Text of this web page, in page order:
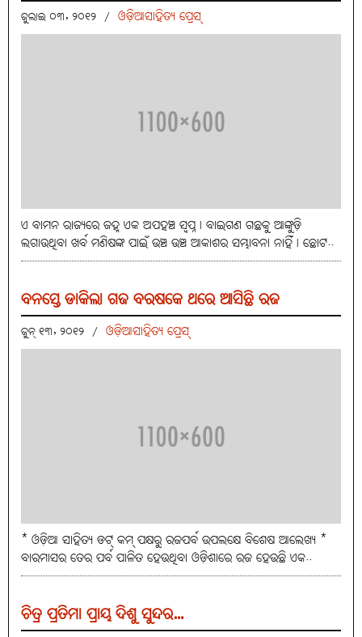
ଜୁଲାଇ ୦୩, ୨୦୧୨ / ଓଡ଼ିଆସାହିତ୍ୟ ପ୍ରେସ୍‌
ଏ ବାମନ ରାଜ୍ୟରେ ଜହ୍ନ ଏକ ଅପହଞ୍ଚ ସ୍ବପ୍ନ। ବାଇଗଣ ଗଛକୁ ଆଙ୍କୁଡ଼ି
ଲଗାଉଥିବା ଖର୍ବ ମଣିଷଙ୍କ ପାଇଁ ଉଞ୍ଚ ଉଞ୍ଚ ଆକାଶର ସମ୍ଭାବନା ନାହିଁ। ଛୋଟ..
ବନସ୍ତେ ଡାକିଲା ଗଜ ବରଷକେ ଥରେ ଆସିଛି ରଜ
ଜୁନ୍ ୧୩, ୨୦୧୨ / ଓଡ଼ିଆସାହିତ୍ୟ ପ୍ରେସ୍‌
* ଓଡ଼ିଆ ସାହିତ୍ୟ ଡଟ୍‌ କମ୍‌ ପକ୍ଷରୁ ରଜପର୍ବ ଉପଲକ୍ଷେ ବିଶେଷ ଆଲେଖ୍ୟ *
ବାରମାସର ତେର ପର୍ବ ପାଳିତ ହେଉଥିବା ଓଡ଼ିଶାରେ ରଜ ହେଉଛି ଏକ..
ଚିତ୍ର ପ୍ରତିମା ପ୍ରାୟ ଦିଶୁ ସୁନ୍ଦର…